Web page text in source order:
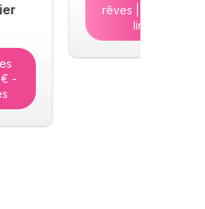
-
rêves | 5€ - Places
limitées